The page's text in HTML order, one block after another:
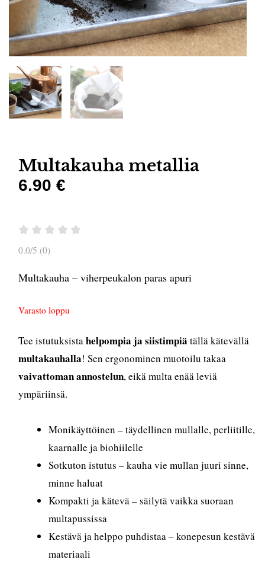
Multakauha metallia
6.90 €
0.0/5 (0)
Multakauha – viherpeukalon paras apuri
Varasto loppu
Tee istutuksistahelpompia ja siistimpiä tällä kätevällä
multakauhalla! Sen ergonominen muotoilu takaa
vaivattoman annostelun, eikä multa enää leviä
ympäriinsä.
Monikäyttöinen – täydellinen mullalle, perliitille,
kaarnalle ja biohiilelle
Sotkuton istutus – kauha vie mullan juuri sinne,
minne haluat
Kompakti ja kätevä – säilytä vaikka suoraan
multapussissa
Kestävä ja helppo puhdistaa – konepesun kestävä
materiaali